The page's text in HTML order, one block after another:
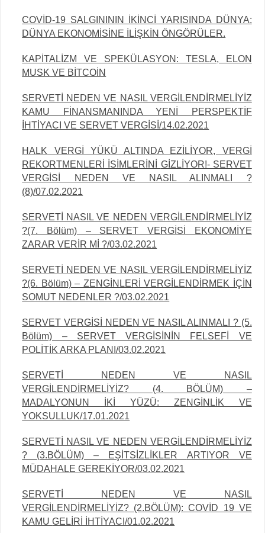
COVİD-19 SALGINININ İKİNCİ YARISINDA DÜNYA:
DÜNYA EKONOMİSİNE İLİŞKİN ÖNGÖRÜLER.
KAPİTALİZM VE SPEKÜLASYON: TESLA, ELON
MUSK VE BİTCOİN
SERVETİ NEDEN VE NASIL VERGİLENDİRMELİYİZ
KAMU FİNANSMANINDA YENİ PERSPEKTİF
İHTİYACI VE SERVET VERGİSİ/14.02.2021
HALK VERGİ YÜKÜ ALTINDA EZİLİYOR, VERGİ
REKORTMENLERİ İSİMLERİNİ GİZLİYOR!- SERVET
VERGİSİ NEDEN VE NASIL ALINMALI ?
(8)/07.02.2021
SERVETİ NASIL VE NEDEN VERGİLENDİRMELİYİZ
?(7. Bölüm) – SERVET VERGİSİ EKONOMİYE
ZARAR VERİR Mİ ?/03.02.2021
SERVETİ NEDEN VE NASIL VERGİLENDİRMELİYİZ
?(6. Bölüm) – ZENGİNLERİ VERGİLENDİRMEK İÇİN
SOMUT NEDENLER ?/03.02.2021
SERVET VERGİSİ NEDEN VE NASIL ALINMALI ? (5.
Bölüm) – SERVET VERGİSİNİN FELSEFİ VE
POLİTİK ARKA PLANI/03.02.2021
SERVETİ NEDEN VE NASIL
VERGİLENDİRMELİYİZ? (4. BÖLÜM) –
MADALYONUN İKİ YÜZÜ: ZENGİNLİK VE
YOKSULLUK/17.01.2021
SERVETİ NASIL VE NEDEN VERGİLENDİRMELİYİZ
? (3.BÖLÜM) –
EŞİTSİZLİKLER ARTIYOR VE
MÜDAHALE GEREKİYOR/03.02.2021
SERVETİ NEDEN VE NASIL
VERGİLENDİRMELİYİZ? (2.BÖLÜM): COVİD 19 VE
KAMUGELİRİ İHTİYACI/01.02.2021